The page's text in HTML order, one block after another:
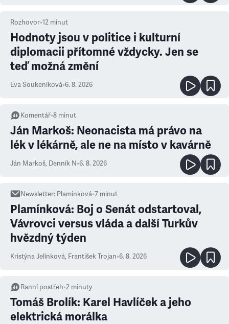
Rozhovor•12 minut
Hodnoty jsou v politice i kulturní
diplomacii přítomné vždycky. Jen se
teď možná změní
Eva Soukeníková•6. 8. 2026
Komentář•8 minut
Ján Markoš: Neonacista má právo na
lék v lékárně, ale ne na místo v kavárně
Ján Markoš, Denník N•6. 8. 2026
Newsletter: Plamínková•7 minut
Plamínková: Boj o Senát odstartoval,
Vávrovci versus vláda a další Turkův
hvězdný týden
Kristýna Jelínková, František Trojan•6. 8. 2026
Ranní postřeh•2 minuty
Tomáš Brolík: Karel Havlíček a jeho
elektrická morálka